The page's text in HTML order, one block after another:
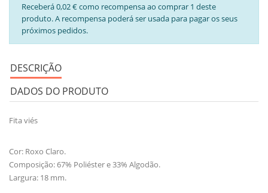
Receberá 0,02 € como recompensa ao comprar 1 deste
produto. A recompensa poderá ser usada para pagar os seus
próximos pedidos.
DESCRIÇÃO
DADOS DO PRODUTO
Fita viés
Cor: Roxo Claro.
Composição: 67% Poliéster e 33% Algodão.
Largura: 18 mm.